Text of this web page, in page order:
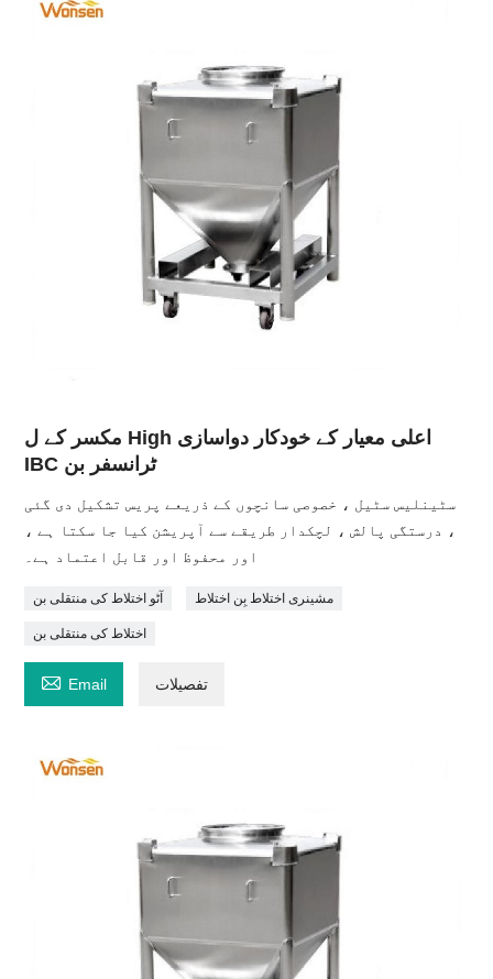
مکسر کے ل High اعلی معیار کے خودکار دواسازی
IBC ٹرانسفر بن
سٹینلیس سٹیل ، خصوصی سانچوں کے ذریعے پریس تشکیل دی گئی
، درستگی پالش ، لچکدار طریقے سے آپریشن کیا جا سکتا ہے ،
اور محفوظ اور قابل اعتماد ہے۔
آٹو اختلاط کی منتقلی بن مشینری اختلاط بِن اختلاط
اختلاط کی منتقلی بن
 Email تفصیلات